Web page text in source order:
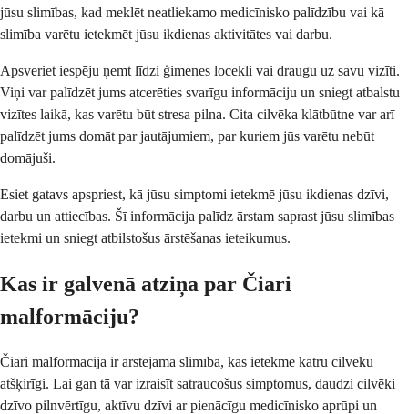
jūsu slimības, kad meklēt neatliekamo medicīnisko palīdzību vai kā
slimība varētu ietekmēt jūsu ikdienas aktivitātes vai darbu.
Apsveriet iespēju ņemt līdzi ģimenes locekli vai draugu uz savu vizīti.
Viņi var palīdzēt jums atcerēties svarīgu informāciju un sniegt atbalstu
vizītes laikā, kas varētu būt stresa pilna. Cita cilvēka klātbūtne var arī
palīdzēt jums domāt par jautājumiem, par kuriem jūs varētu nebūt
domājuši.
Esiet gatavs apspriest, kā jūsu simptomi ietekmē jūsu ikdienas dzīvi,
darbu un attiecības. Šī informācija palīdz ārstam saprast jūsu slimības
ietekmi un sniegt atbilstošus ārstēšanas ieteikumus.
Kas ir galvenā atziņa par Čiari
malformāciju?
Čiari malformācija ir ārstējama slimība, kas ietekmē katru cilvēku
atšķirīgi. Lai gan tā var izraisīt satraucošus simptomus, daudzi cilvēki
dzīvo pilnvērtīgu, aktīvu dzīvi ar pienācīgu medicīnisko aprūpi un